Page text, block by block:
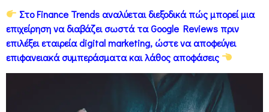
Στο Finance Trends αναλύεται διεξοδικά πώς μπορεί μια
επιχείρηση να διαβάζει σωστά τα Google Reviews πριν
επιλέξει εταιρεία digital marketing, ώστε να αποφεύγει
επιφανειακά συμπεράσματα και λάθος αποφάσεις